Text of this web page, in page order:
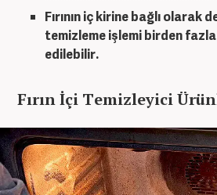
Fırının iç kirine bağlı olarak
temizleme işlemi birden
edilebilir.
Fırın İçi Temizleyici